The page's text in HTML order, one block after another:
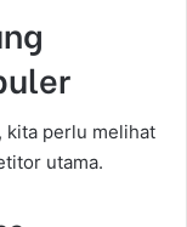
kita perlu melihat
utama.